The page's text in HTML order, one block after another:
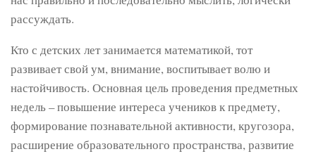
рассуждать.
Кто с детских лет занимается математикой, тот
развивает свой ум, внимание, воспитывает волю и
настойчивость. Основная цель проведения предметных
недель – повышение интереса учеников к предмету,
формирование познавательной активности, кругозора,
расширение образовательного пространства, развитие